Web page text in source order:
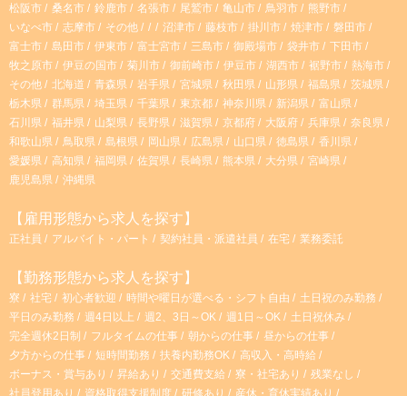
松阪市
桑名市 鈴鹿市 名張市 尾鷲市 亀山市 鳥羽市
熊野市
いなべ市
志摩市 その他 沼津市 藤枝市 掛川市 焼津市
磐田市
富士市
島田市 伊東市 富士宮市 三島市 御殿場市 袋井市
下田市
牧之原市
伊豆の国市 菊川市 御前崎市 伊豆市 湖西市 裾野市
熱海市
その他
北海道 青森県 岩手県 宮城県 秋田県 山形県 福島県
茨城県
栃木県
群馬県 埼玉県 千葉県 東京都 神奈川県 新潟県
富山県
石川県
福井県 山梨県 長野県 滋賀県 京都府 大阪府 兵庫県
奈良県
和歌山県
鳥取県 島根県 岡山県 広島県 山口県 徳島県
香川県
愛媛県
高知県 福岡県 佐賀県 長崎県 熊本県 大分県
宮崎県
鹿児島県
沖縄県
【雇用形態から求人を探す】
正社員 アルバイト・パート 契約社員・派遣社員 在宅 業務委託
【勤務形態から求人を探す】
寮 社宅 初心者歓迎 時間や曜日が選べる・シフト自由
土日祝のみ勤務
平日のみ勤務
週4日以上 週2、3日～OK 週1日～OK
土日祝休み
完全週休2日制
フルタイムの仕事 朝からの仕事
昼からの仕事
夕方からの仕事
短時間勤務 扶養内勤務OK
高収入・高時給
ボーナス・賞与あり
昇給あり 交通費支給 寮・社宅あり
残業なし
社員登用あり
資格取得支援制度 研修あり 産休・育休実績あり